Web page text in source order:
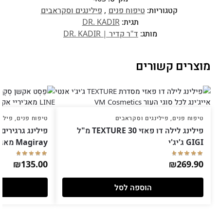
קטגוריות: טיפוח פנים , פילינגים וסקראבים
תגית:DR. KADIR
מותג: ד"ר קדיר | DR. KADIR
מוצרים קשורים
טיפוח פנים, פילינגים וסקראבים
פילינג לילה דו פאזי TEXTURE 30 מ"ל
GIGI ג'יג'י
₪269.90
הוספה לסל
טיפוח פנים,
Magiray מאג'יריי 75 מ"ל
₪135.00